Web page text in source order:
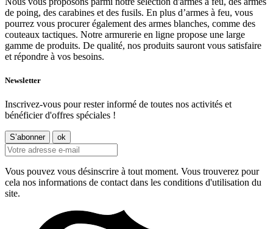
de poing, des carabines et des fusils. En plus d’armes à feu, vous
pourrez vous procurer également des armes blanches, comme des
couteaux tactiques. Notre armurerie en ligne propose une large
gamme de produits. De qualité, nos produits sauront vous satisfaire
et répondre à vos besoins.
Newsletter
Inscrivez-vous pour rester informé de toutes nos activités et
bénéficier d'offres spéciales !
Vous pouvez vous désinscrire à tout moment. Vous trouverez pour
cela nos informations de contact dans les conditions d'utilisation du
site.